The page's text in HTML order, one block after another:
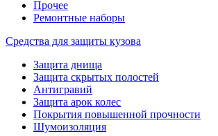
Прочее
Ремонтные наборы
Средства для защиты кузова
Защита днища
Защита скрытых полостей
Антигравий
Защита арок колес
Покрытия повышенной прочности
Шумоизоляция